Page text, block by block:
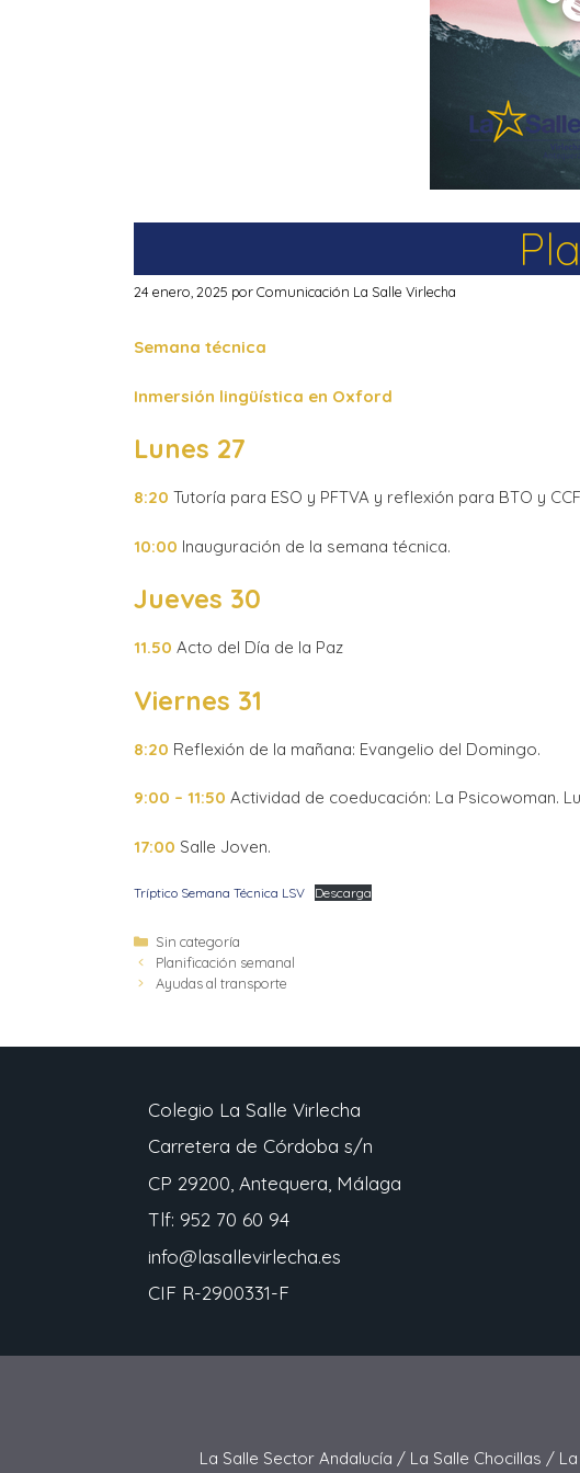
La Salle
24 enero, 2025 porComunicación La Salle Virlecha
Semana técnica
Inmersión lingüística en Oxford
Lunes 27
8:20 Tutoría para ESO y PFTVA y reflexión para BTO y
10:00 Inauguración de la semana técnica.
Jueves 30
11.50 Acto del Día de la Paz
Viernes 31
8:20 Reflexión de la mañana: Evangelio del Domingo.
9:00 – 11:50 Actividad de coeducación: La Psicowoman.
17:00 Salle Joven.
Tríptico Semana Técnica LSV Descarga
Sin categoría
Planificación semanal
Ayudas al transporte
Colegio La Salle Virlecha
Carretera de Córdoba s/n
CP 29200, Antequera, Málaga
Tlf: 952 70 60 94
info@lasallevirlecha.es
CIF R-2900331-F
La Salle Sector Andalucía / La Salle Chocillas /